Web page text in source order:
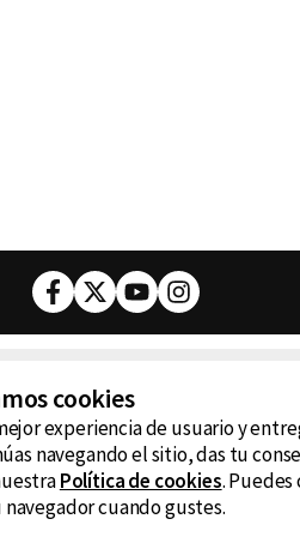
Facebook
TwitterYoutubeInstagram
cookies
experiencia de usuario y
navegando el sitio, das tu
Política de cookies. Puedes
cuando gustes.